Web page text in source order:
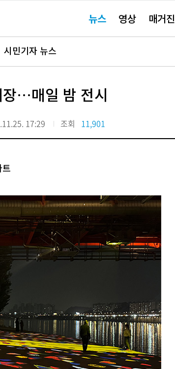
요뉴스 영상 매거진
시민기자 뉴스
…매일 밤 전시
17:29 조회 11,901